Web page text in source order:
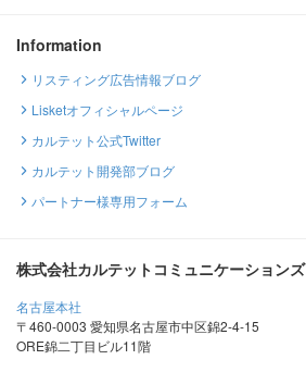
Information
リスティング広告情報ブログ
Lisketオフィシャルページ
カルテット公式Twitter
カルテット開発部ブログ
パートナー様専用フォーム
株式会社カルテットコミュニケーションズ
名古屋本社
〒460-0003 愛知県名古屋市中区錦2-4-15
ORE錦二丁目ビル11階